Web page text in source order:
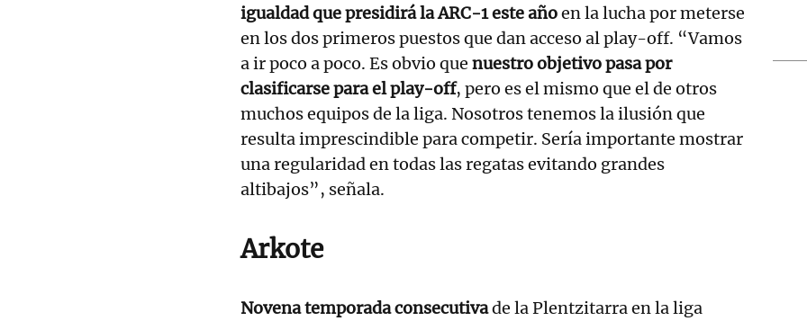
igualdad que presidirá la ARC-1 este añoen la lucha por meterse
en los dos primeros puestos que dan acceso al play-off. “Vamos
a ir poco a poco. Es obvio que nuestro objetivo pasa por
clasificarse para el play-off, pero es el mismo que el de otros
muchos equipos de la liga. Nosotros tenemos la ilusión que
resulta imprescindible para competir. Sería importante mostrar
una regularidad en todas las regatas evitando grandes
altibajos”, señala.
Arkote
Novena temporada consecutivade la Plentzitarra en la liga